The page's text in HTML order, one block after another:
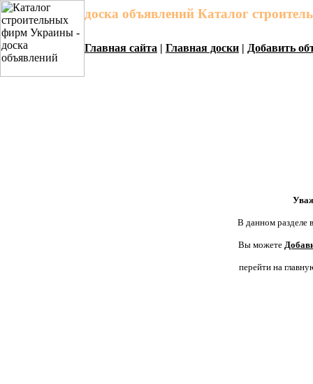
доска объявлений Каталог
Главная сайта | Главная доски | Добавить
В данном разделе
Вы можете
перейти на